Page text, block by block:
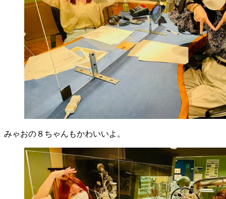
みゃおの８ちゃんもかわいいよ。